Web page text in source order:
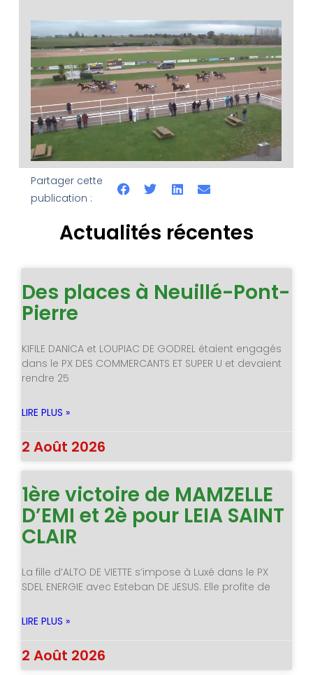
Partager cette
publication :
Actualités récentes
Des places à Neuillé-Pont-
Pierre
KIFILE DANICA et LOUPIAC DE GODREL étaient engagés
dans le PX DES COMMERCANTS ET SUPER U et devaient
rendre 25
LIRE PLUS »
2 Août 2026
1ère victoire de MAMZELLE
D’EMI et 2è pour LEIA SAINT
CLAIR
La fille d’ALTO DE VIETTE s’impose à Luxé dans le PX
SDEL ENERGIE avec Esteban DE JESUS. Elle profite de
LIRE PLUS »
2 Août 2026